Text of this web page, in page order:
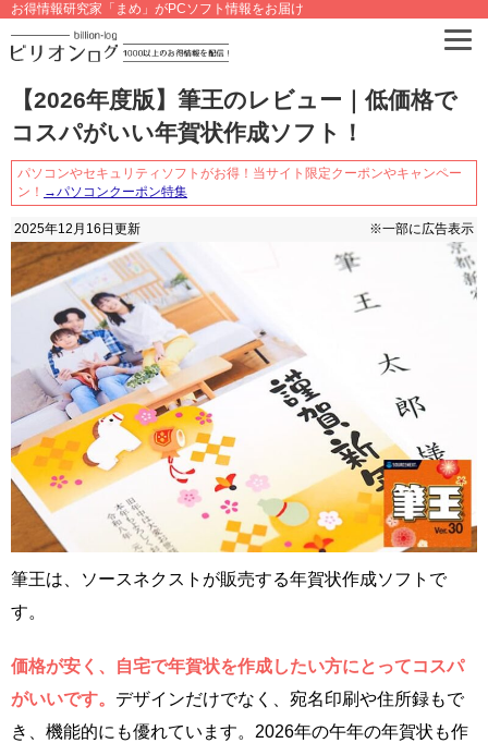
お得情報研究家「まめ」がPCソフト情報をお届け
【2026年度版】筆王のレビュー｜低価格で
コスパがいい年賀状作成ソフト！
パソコンやセキュリティソフトがお得！当サイト限定クーポンやキャンペー
ン！ →パソコンクーポン特集
2025年12月16日 更新 ※一部に広告表示
筆王は、ソースネクストが販売する年賀状作成ソフトで
す。
価格が安く、自宅で年賀状を作成したい方にとってコスパ
がいいです。 デザインだけでなく、宛名印刷や住所録もで
き、機能的にも優れています。2026年の午年の年賀状も作